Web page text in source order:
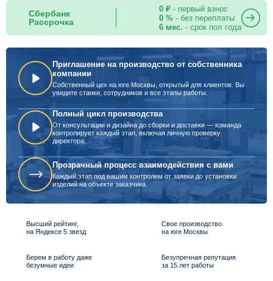
Сбербанк
Рассрочка
0 ₽- первый взнос
0 %- без переплаты
6 мес. - срок пол года
Приглашение на производство от собственника
компании
Собственный цех на юге Москвы, открытый для клиентов. Вы
увидите станки, сотрудников и все этапы работы.
Полный цикл производства
От консультации и дизайна до сборки и доставки — команда
контролирует каждый этап, включая личную проверку
директора.
Прозрачный процесс взаимодействия с вами
Каждый этап под вашим контролем от заявки до установки
изделий на объекте заказчика.
Высший рейтинг,
на Яндексе 5 звезд
Свое производство
на юге Москвы
Берем в работу даже
безумные идеи
Безупречная репутация
за 15 лет работы